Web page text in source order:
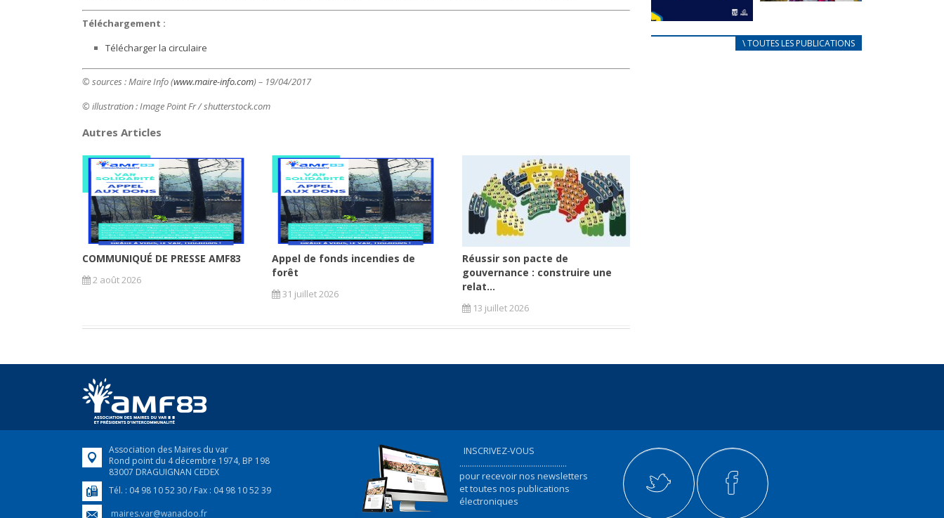
Téléchargement :
Télécharger la circulaire
© sources : Maire Info (www.maire-info.com) – 19/04/2017
© illustration : Image Point Fr/ shutterstock.com
Autres Articles
COMMUNIQUÉ DE PRESSE AMF83
2 août 2026
Appel de fonds incendies de
forêt
31 juillet 2026
Réussir son pacte de
gouvernance : construire une
relat...
13 juillet 2026
au coeur de
nos actions
\ TOUTES LES PUBLICATIONS
Association des Maires du var
Rond point du 4 décembre 1974, BP 198
83007 DRAGUIGNAN CEDEX
Tél. : 04 98 10 52 30 / Fax : 04 98 10 52 39
maires.var@wanadoo.fr
INSCRIVEZ-VOUS
...................................................
pour recevoir nos newsletters
et toutes nos publications
électroniques